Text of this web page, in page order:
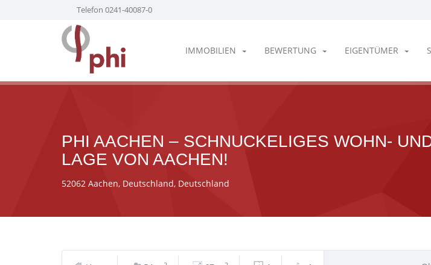
Telefon 0241-40087-0
IMMOBILIEN BEWERTUNG EIGENTÜMER
PHI AACHEN – SCHNUCKELIGES WOHN-
LAGE VON AACHEN!
52062 Aachen, Deutschland, Deutschland